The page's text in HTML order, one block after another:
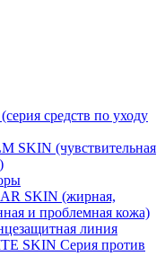
средств по уходу
SKIN (чувствительная
SKIN (жирная,
и проблемная кожа)
линия
SKIN Серия против